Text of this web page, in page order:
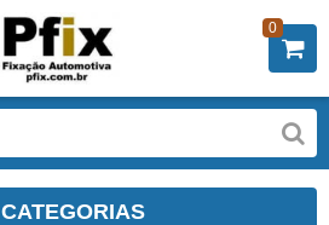
0
CATEGORIAS